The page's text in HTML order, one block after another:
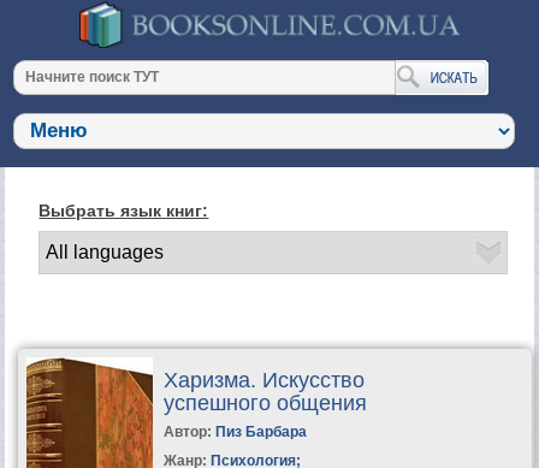
Выбрать язык книг:
Харизма. Искусство
успешного общения
Автор: Пиз Барбара
Жанр: Психология;